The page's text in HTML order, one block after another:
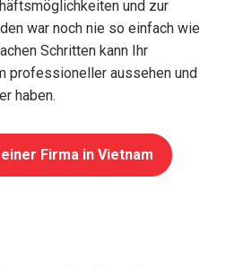
und zur
war noch nie so einfach wie
Schritten kann Ihr
professioneller aussehen und
haben.
Firma in Vietnam